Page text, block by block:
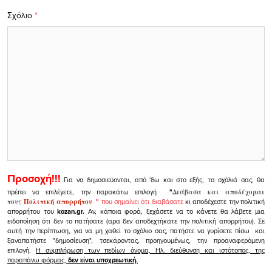
Σχόλιο *
Προσοχή!!! Για να δημοσιεύονται, από 'δω και στο εξής, τα σχόλιά σας, θα
πρέπει να επιλέγετε, την παρακάτω επιλογή
"Διάβασα και αποδέχομαι
τουςΠολιτική απορρήτου" που σημαίνει ότι διαβάσατεκι αποδέχεστε την πολιτική
απορρήτου τουkozan.gr. Αν, κάποια φορά, ξεχάσετε να το κάνετε θα λάβετε μια
ειδοποίηση ότι δεν το πατήσατε (αρα δεν αποδεχτήκατε την πολιτική απορρήτου). Σε
αυτή την περίπτωση, για να μη χαθεί το σχόλιο σας, πατήστε να γυρίσετε πίσω και
ξαναπατήστε "δημοσίευση", τσεκάροντας, προηγουμένως, την προαναφερόμενη
επιλογή.Η συμπλήρωση των πεδίων όνομα, Ηλ. διεύθυνση και ιστότοπος, της
παραπάνω φόρμας, δεν είναι υποχρεωτική.